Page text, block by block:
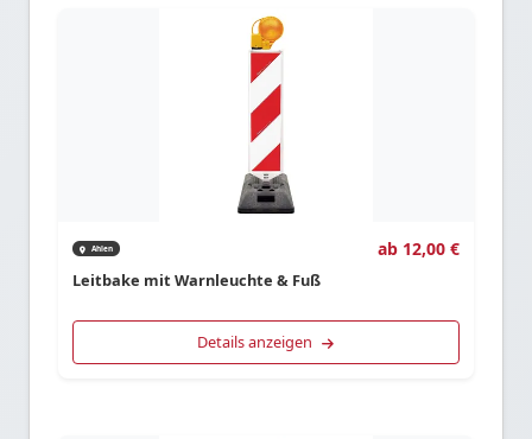
Ahlen ab 12,00 €
Leitbake mit Warnleuchte & Fuß
Details anzeigen